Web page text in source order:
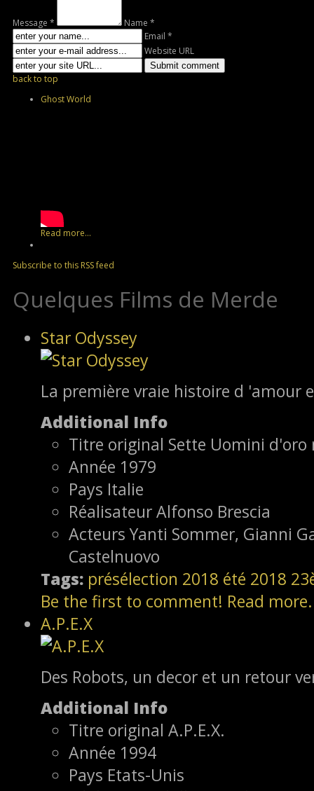
Message *
Name *
Email *
Website URL
back to top
Ghost World
Read more...
Subscribe to this RSS feed
Quelques Films de Merde
Star Odyssey
La première vraie histoire d 'amour
Additional Info
Titre original Sette Uomini d'oro
Année 1979
Pays Italie
RéalisateurAlfonso Brescia
Acteurs Yanti Sommer, Gianni
Castelnuovo
Tags: présélection 2018 été 2018
Be the first to comment! Read
A.P.E.X
Des Robots, un decor et un retour
Additional Info
Titre original A.P.E.X.
Année 1994
Pays Etats-Unis